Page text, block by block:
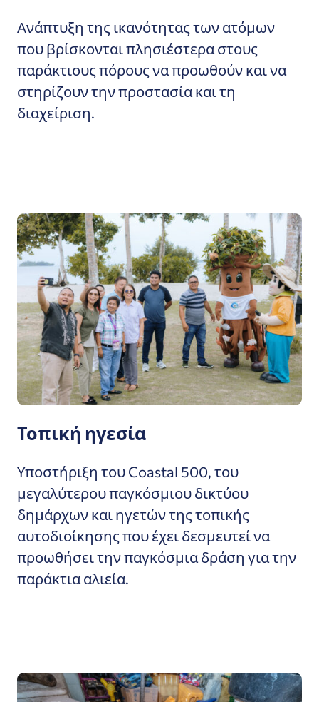
Ανάπτυξη της ικανότητας των ατόμων
που βρίσκονται πλησιέστερα στους
παράκτιους πόρους να προωθούν και να
στηρίζουν την προστασία και τη
διαχείριση.
Τοπική ηγεσία
Υποστήριξη του Coastal 500, του
μεγαλύτερου παγκόσμιου δικτύου
δημάρχων και ηγετών της τοπικής
αυτοδιοίκησης που έχει δεσμευτεί να
προωθήσει την παγκόσμια δράση για την
παράκτια αλιεία.